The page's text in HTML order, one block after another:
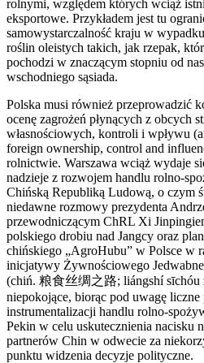
rolnymi, względem których wciąż
eksportowe. Przykładem jest tu
samowystarczalność kraju w
roślin oleistych takich, jak rzepak,
pochodzi w znaczącym stopniu od
wschodniego sąsiada.
Polska musi również przeprowadzić
ocenę zagrożeń płynących z obcych
własnościowych, kontroli i wpływu
foreign ownership, control and
rolnictwie. Warszawa wciąż wydaje
nadzieje z rozwojem handlu rolno-
Chińską Republiką Ludową, o czym
niedawne rozmowy prezydenta
przewodniczącym ChRL Xi
polskiego drobiu nad Jangcy oraz
chińskiego „AgroHubu” w Polsce w
inicjatywy Żywnościowego
(chiń. 粮食丝绸之路; liángshí sīchóu
niepokojące, biorąc pod uwagę liczne
instrumentalizacji handlu rolno-
Pekin w celu uskutecznienia nacisku
partnerów Chin w odwecie za
punktu widzenia decyzje polityczne.